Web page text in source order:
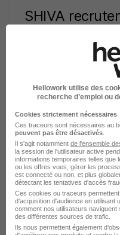
SHIVA
Les Entreprises
Poulx
Acadomia Recrutement
Domusvi Recrutement
Hellowork utilise des
recherche d’emploi ou
Cookies strictement nécessaires
Ces traceurs sont nécessaires au
peuvent pas être désactivés
Il s'agit notamment de l'ensemble
la session de l'utilisateur active
informations temporaires telles que
ou les offres vues, gérer les
est connecté ou non, et plus
détectant les tentatives d'accès
Ces cookies ou traceurs
d'acquisition d'audience en utilisant
comment nos utilisateurs
des différentes sources de trafic.
Ils nous permettent également